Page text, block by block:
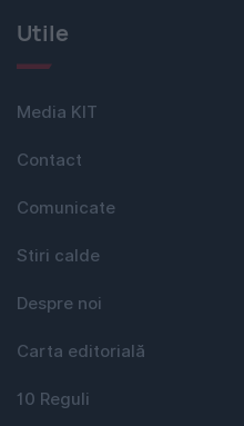
Utile
Media KIT
Contact
Comunicate
Stiri calde
Despre noi
Carta editorială
10 Reguli